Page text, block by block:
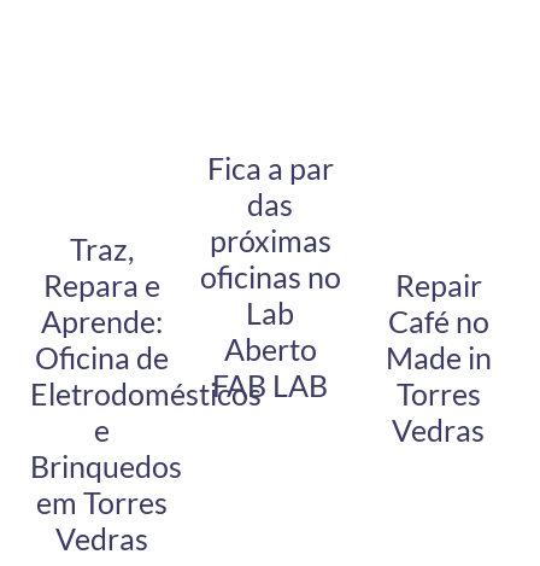
Traz,
Repara e
Aprende:
Oficina de
Eletrodomésticos
e
Brinquedos
em Torres
Vedras
Fica a par
das
próximas
oficinas no
Lab
Aberto
FAB LAB
Repair
Café no
Made in
Torres
Vedras